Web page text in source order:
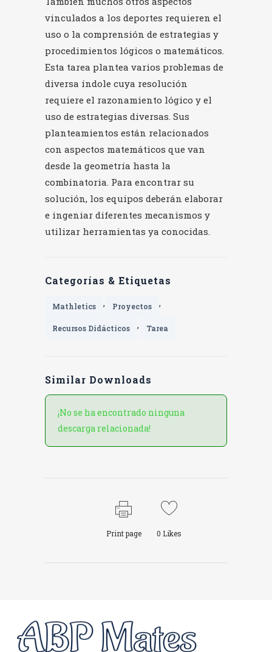
vinculados a los deportes requieren el
uso o la comprensión de estrategias y
procedimientos lógicos o matemáticos.
Esta tarea plantea varios problemas de
diversa índole cuya resolución
requiere el razonamiento lógico y el
uso de estrategias diversas. Sus
planteamientos están relacionados
con aspectos matemáticos que van
desde la geometría hasta la
combinatoria. Para encontrar su
solución, los equipos deberán elaborar
e ingeniar diferentes mecanismos y
utilizar herramientas ya conocidas.
Categorías & Etiquetas
Mathletics , Proyectos ,
Recursos Didácticos , Tarea
Similar Downloads
¡No se ha encontrado ninguna
descarga relacionada!
Print page 0 Likes